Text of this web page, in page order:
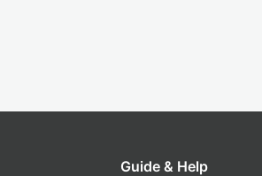
Guide & Help